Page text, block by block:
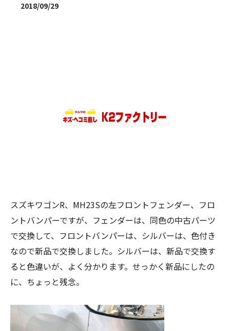
2018/09/29
スズキワゴンR、MH23Sの左フロントフェンダー、フロ
ントバンパーですが、フェンダーは、同色の中古パーツ
で交換して、フロントバンパーは、シルバーは、色付き
なので新品で交換しました。シルバーは、新品で交換す
ると色違いが、よく分かります。せっかく新品にしたの
に、ちょっと残念。